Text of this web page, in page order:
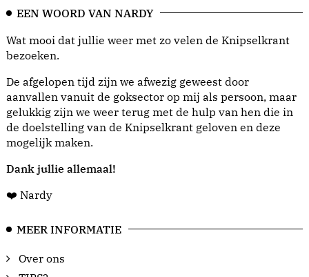
EEN WOORD VAN NARDY
Wat mooi dat jullie weer met zo velen de Knipselkrant
bezoeken.
De afgelopen tijd zijn we afwezig geweest door
aanvallen vanuit de goksector op mij als persoon, maar
gelukkig zijn we weer terug met de hulp van hen die in
de doelstelling van de Knipselkrant geloven en deze
mogelijk maken.
Dank jullie allemaal!
❤️ Nardy
MEER INFORMATIE
Over ons